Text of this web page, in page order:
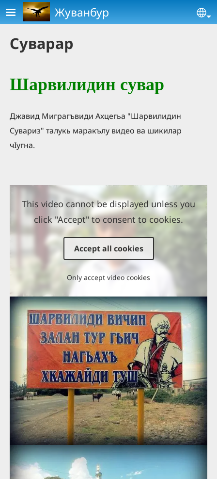
Skip to main content
Жуванбур
Суварар
Шарвилидин сувар
Джавид Миграгъвиди Ахцегьа "Шарвилидин
Сувариз" талукь маракълу видео ва шикилар
чIугна.
This video cannot be displayed unless you
click "Accept" to consent to cookies.
Accept all cookies
Only accept video cookies